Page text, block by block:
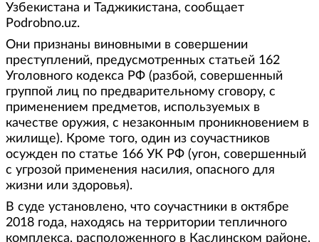
Узбекистана и Таджикистана, сообщает
Podrobno.uz.
Они признаны виновными в совершении
преступлений, предусмотренных статьей 162
Уголовного кодекса РФ (разбой, совершенный
группой лиц по предварительному сговору, с
применением предметов, используемых в
качестве оружия, с незаконным проникновением в
жилище). Кроме того, один из соучастников
осужден по статье 166 УК РФ (угон, совершенный
с угрозой применения насилия, опасного для
жизни или здоровья).
В суде установлено, что соучастники в октябре
2018 года, находясь на территории тепличного
комплекса, расположенного в Каслинском районе,